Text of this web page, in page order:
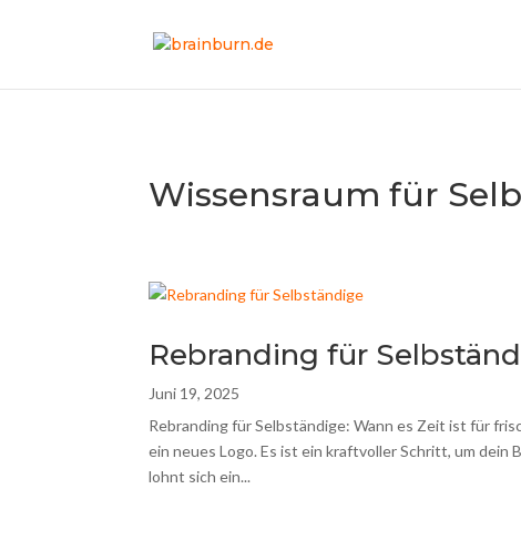
Wissensraum für
Rebranding für
Juni 19, 2025
Rebranding für Selbständige: Wann es Zeit ist für
ein neues Logo. Es ist ein kraftvoller Schritt, um dein
lohnt sich ein...